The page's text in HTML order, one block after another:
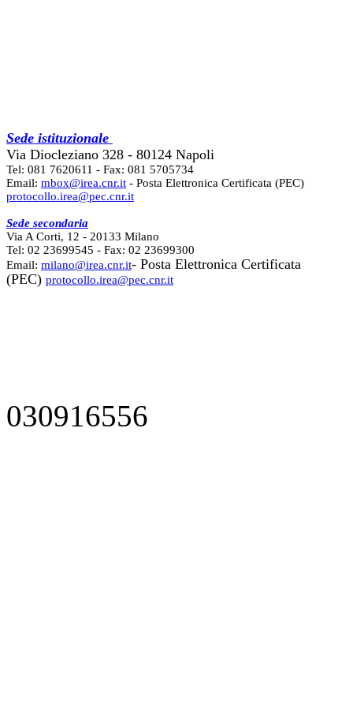
Sede istituzionale
Via Diocleziano 328 - 80124 Napoli
Tel: 081 7620611 - Fax: 081 5705734
Email: mbox@irea.cnr.it - Posta Elettronica Certificata (PEC)
protocollo.irea@pec.cnr.it
Sede secondaria
Via A Corti, 12 - 20133 Milano
Tel: 02 23699545 - Fax: 02 23699300
Email: milano@irea.cnr.it- Posta Elettronica Certificata
(PEC) protocollo.irea@pec.cnr.it
030916556